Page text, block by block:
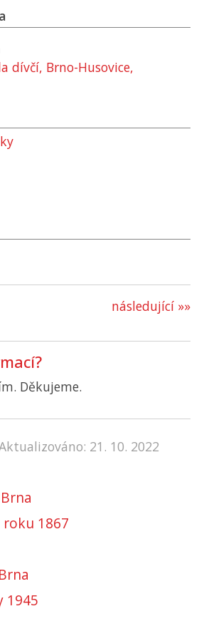
dívčí, Brno-Husovice,
následující »»
Děkujeme.
21. 10. 2022
1867
1945